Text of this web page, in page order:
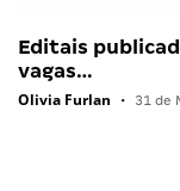
Editais
vagas…
Olivia Furlan • 31 de